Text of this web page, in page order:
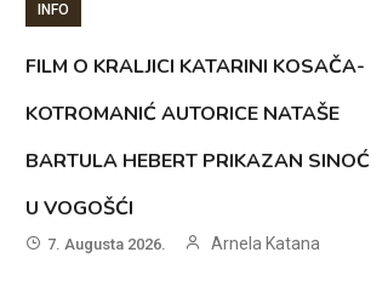
INFO
FILM O KRALJICI KATARINI KOSAČA-
KOTROMANIĆ AUTORICE NATAŠE
BARTULA HEBERT PRIKAZAN SINOĆ
U VOGOŠĆI
7. Augusta 2026. Arnela Katana